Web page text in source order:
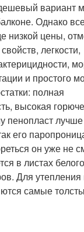
вариант
Однако
низкой цены,
легкости,
и простого
полная
высокая
пенопласт
его
он уже не
в листах
Для
самые